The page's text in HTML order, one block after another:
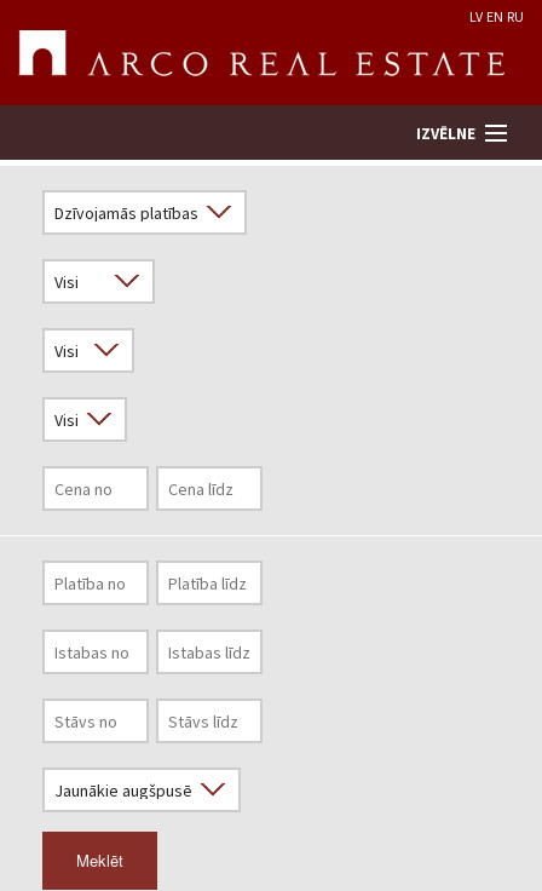
LV EN RU
IZVĒLNE
Novērtēt īpašumu
Uzņēmums
Pakalpojumi
Kontakti
Meklēt